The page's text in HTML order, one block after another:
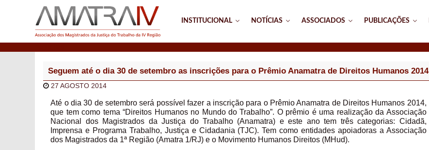
INSTITUCIONAL NOTÍCIAS ASSOCIADOS PUBLICAÇÕES
Seguem até o dia 30 de setembro as inscrições para o Prêmio Anamatra de Direitos Humanos 2014
27 AGOSTO 2014
Até o dia 30 de setembro será possível fazer a inscrição para o Prêmio Anamatra de Direitos Humanos 2014,
que tem como tema “Direitos Humanos no Mundo do Trabalho”. O prêmio é uma realização da Associação
Nacional dos Magistrados da Justiça do Trabalho (Anamatra) e este ano tem três categorias: Cidadã,
Imprensa e Programa Trabalho, Justiça e Cidadania (TJC). Tem como entidades apoiadoras a Associação
dos Magistrados da 1ª Região (Amatra 1/RJ) e o Movimento Humanos Direitos (MHud).